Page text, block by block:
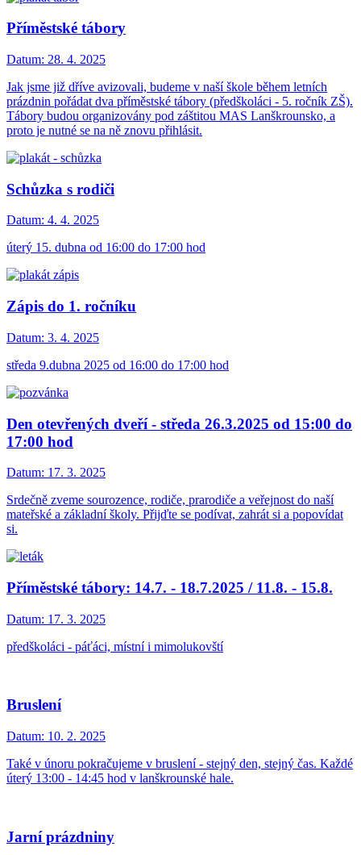
Příměstské tábory
Datum: 28. 4. 2025
Jak jsme již dříve avizovali, budeme v naší škole během letních
prázdnin pořádat dva příměstské tábory (předškoláci - 5. ročník ZŠ).
Tábory budou organizovány pod záštitou MAS Lanškrounsko, a
proto je nutné se na ně znovu přihlásit.
Schůzka s rodiči
Datum: 4. 4. 2025
úterý 15. dubna od 16:00 do 17:00 hod
Zápis do 1. ročníku
Datum: 3. 4. 2025
středa 9.dubna 2025 od 16:00 do 17:00 hod
Den otevřených dveří - středa 26.3.2025 od 15:00 do
17:00 hod
Datum: 17. 3. 2025
Srdečně zveme sourozence, rodiče, prarodiče a veřejnost do naší
mateřské a základní školy. Přijďte se podívat, zahrát si a popovídat
si.
Příměstské tábory: 14.7. - 18.7.2025 / 11.8. - 15.8.
Datum: 17. 3. 2025
předškoláci - páťáci, místní i mimolukovští
Bruslení
Datum: 10. 2. 2025
Také v únoru pokračujeme v bruslení - stejný den, stejný čas. Každé
úterý 13:00 - 14:45 hod v lanškrounské hale.
Jarní prázdniny